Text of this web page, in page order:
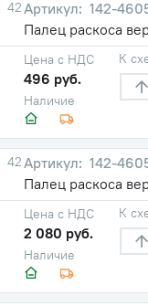
42
142-
Палец раскоса
Наличие
Цена с НДС
496 руб.
К
42
142-
Палец раскоса
Наличие
Цена с НДС
2 080 руб.
К